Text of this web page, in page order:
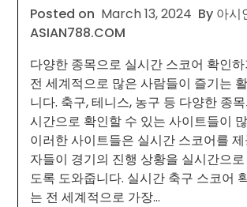
Posted on March 13, 2024 By 아시
ASIAN788.COM
다양한 종목으로 실시간 스코어 확인
전 세계적으로 많은 사람들이 즐기는
니다. 축구, 테니스, 농구 등 다양한 종
시간으로 확인할 수 있는 사이트들이
이러한 사이트들은 실시간 스코어를
자들이 경기의 진행 상황을 실시간으
도록 도와줍니다. 실시간 축구 스코어
는 전 세계적으로 가장…